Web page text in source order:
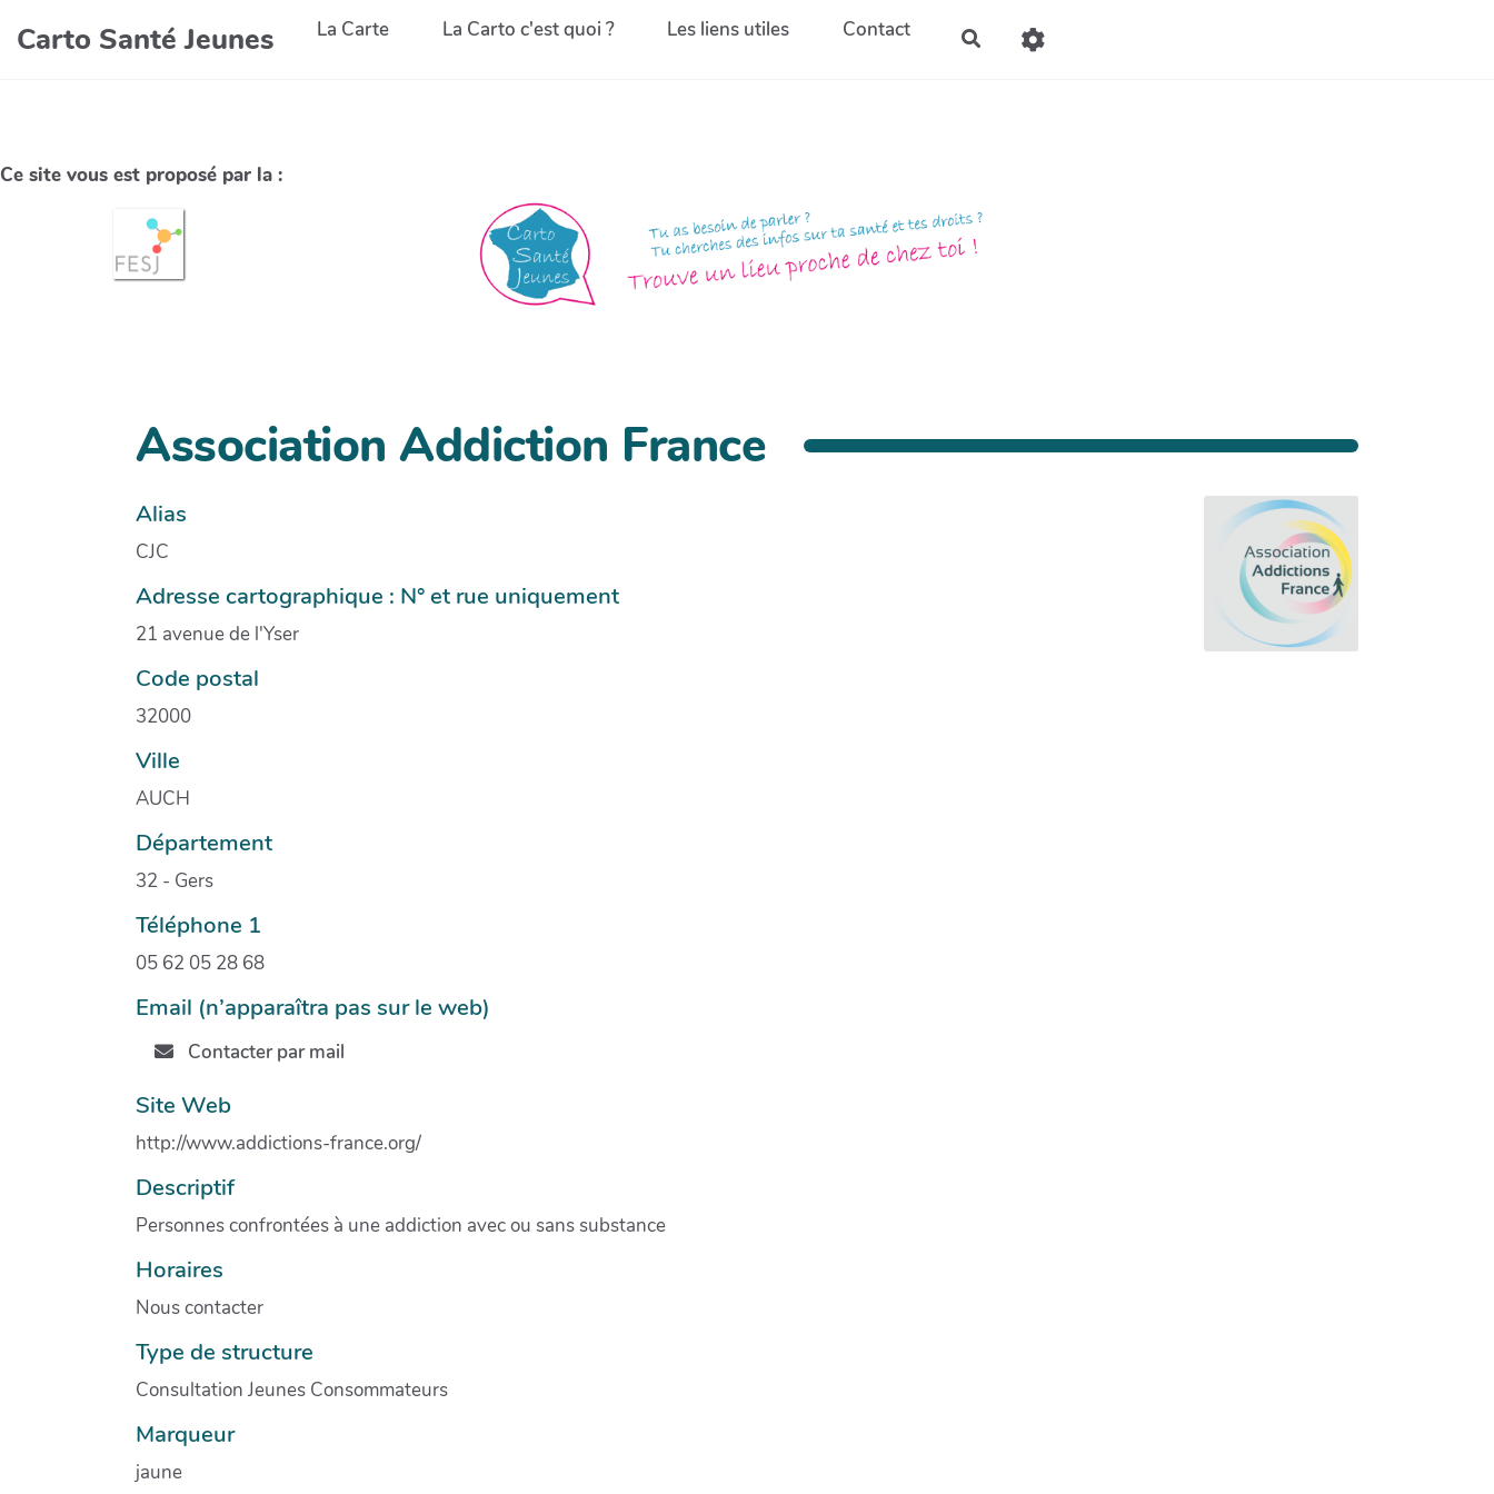
Carto Santé Jeunes La Carte La Carto c'est quoi ? Les liens utiles Contact
Ce site vous est proposé par la :
Association Addiction France
Alias
CJC
Adresse cartographique : N° et rue uniquement
21 avenue de l'Yser
Code postal
32000
Ville
AUCH
Département
32 - Gers
Téléphone 1
05 62 05 28 68
Email (n’apparaîtra pas sur le web)
Contacter par mail
Site Web
http://www.addictions-france.org/
Descriptif
Personnes confrontées à une addiction avec ou sans substance
Horaires
Nous contacter
Type de structure
Consultation Jeunes Consommateurs
Marqueur
jaune